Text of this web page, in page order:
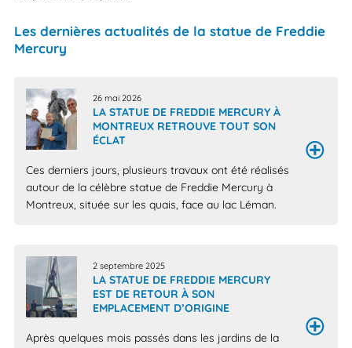
Les dernières actualités de la statue de Freddie
Mercury
26 mai 2026
LA STATUE DE FREDDIE MERCURY À
MONTREUX RETROUVE TOUT SON
ÉCLAT
Ces derniers jours, plusieurs travaux ont été réalisés
autour de la célèbre statue de Freddie Mercury à
Montreux, située sur les quais, face au lac Léman.
2 septembre 2025
LA STATUE DE FREDDIE MERCURY
EST DE RETOUR À SON
EMPLACEMENT D’ORIGINE
Après quelques mois passés dans les jardins de la